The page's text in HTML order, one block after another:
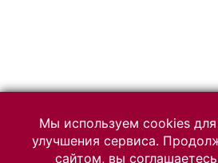
Мы используем cookies
улучшения сервиса.
сайтом, вы